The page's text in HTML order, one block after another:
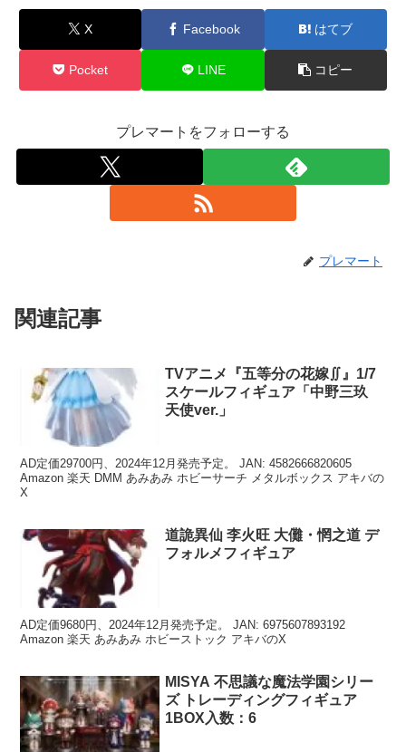
X Facebook はてブ
Pocket LINE コピー
プレマートをフォローする
プレマート
関連記事
TVアニメ『五等分の花嫁∬』1/7
スケールフィギュア「中野三玖
天使ver.」
AD定価29700円、2024年12月発売予定。 JAN: 4582666820605
Amazon 楽天 DMM あみあみ ホビーサーチ メタルボックス アキバの
X
道詭異仙 李火旺 大儺・惘之道 デ
フォルメフィギュア
AD定価9680円、2024年12月発売予定。 JAN: 6975607893192
Amazon 楽天 あみあみ ホビーストック アキバのX
MISYA 不思議な魔法学園シリー
ズ トレーディングフィギュア
1BOX入数：6